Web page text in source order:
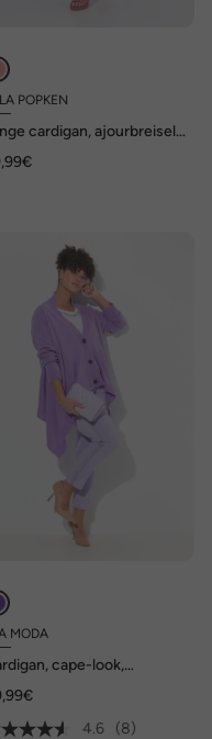
POPKEN
cardigan, ajourbreisel,
MODA
cape-look,
4.6
(8)